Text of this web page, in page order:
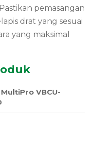
pemasangan
drat yang sesuai
yang maksimal
VBCU-